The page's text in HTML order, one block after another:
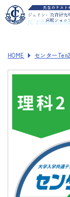
全国大学入試過去問デ
Xam 2025
Xam 2024
Xam 2022
Xam 2021
HOME センター